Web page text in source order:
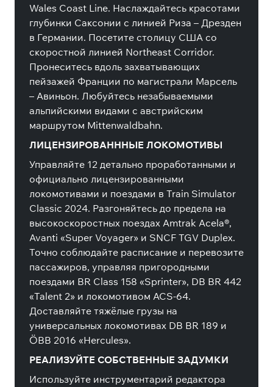
Wales Coast Line. Наслаждайтесь красотами
глубинки Саксонии с линией Риза – Дрезден
в Германии. Посетите столицу США со
скоростной линией Northeast Corridor.
Пронеситесь вдоль захватывающих
пейзажей Франции по магистрали Марсель
– Авиньон. Любуйтесь незабываемыми
альпийскими видами с австрийским
маршрутом Mittenwaldbahn.
ЛИЦЕНЗИРОВАНННЫЕ ЛОКОМОТИВЫ
Управляйте 12 детально проработанными и
официально лицензированными
локомотивами и поездами в Train Simulator
Classic 2024. Разгоняйтесь до предела на
высокоскоростных поездах Amtrak Acela®,
Avanti «Super Voyager» и SNCF TGV Duplex.
Точно соблюдайте расписание и перевозите
пассажиров, управляя пригородными
поездами BR Class 158 «Sprinter», DB BR 442
«Talent 2» и локомотивом ACS-64.
Доставляйте тяжёлые грузы на
универсальных локомотивах DB BR 189 и
ÖBB 2016 «Hercules».
РЕАЛИЗУЙТЕ СОБСТВЕННЫЕ ЗАДУМКИ
Используйте инструментарий редактора